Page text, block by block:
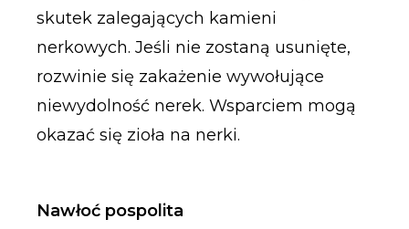
skutek zalegających kamieni
nerkowych. Jeśli nie zostaną usunięte,
rozwinie się zakażenie wywołujące
niewydolność nerek. Wsparciem mogą
okazać się zioła na nerki.
Nawłoć pospolita